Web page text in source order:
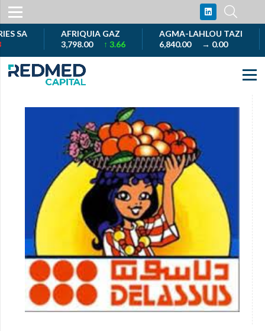
AFRIQUIA GAZ
3,798.00↑ 3.66
AGMA-LAHLOU TAZI
6,840.00→ 0.00